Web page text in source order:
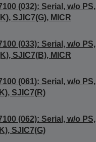
(032): Serial, w/o PS,
SJIC7(G), MICR
(033): Serial, w/o PS,
SJIC7(B), MICR
(061): Serial, w/o PS,
SJIC7(R)
(062): Serial, w/o PS,
SJIC7(G)